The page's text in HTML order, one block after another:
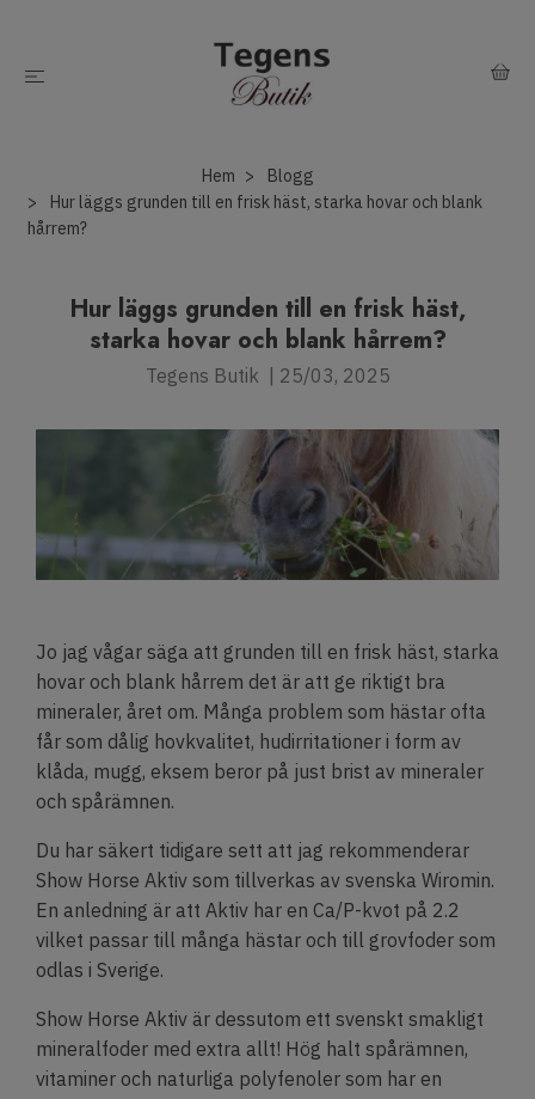
Hem
Blogg
Hur läggs grunden till en frisk häst, starka hovar och blank
hårrem?
Hur läggs grunden till en frisk häst,
starka hovar och blank hårrem?
Tegens Butik 25/03, 2025
Jo jag vågar säga att grunden till en frisk häst, starka
hovar och blank hårrem det är att ge riktigt bra
mineraler, året om. Många problem som hästar ofta
får som dålig hovkvalitet, hudirritationer i form av
klåda, mugg, eksem beror på just brist av mineraler
och spårämnen.
Du har säkert tidigare sett att jag rekommenderar
Show Horse Aktiv som tillverkas av svenska Wiromin.
En anledning är att Aktiv har en Ca/P-kvot på 2.2
vilket passar till många hästar och till grovfoder som
odlas i Sverige.
Show Horse Aktiv är dessutom ett svenskt smakligt
mineralfoder med extra allt! Hög halt spårämnen,
vitaminer och naturliga polyfenoler som har en